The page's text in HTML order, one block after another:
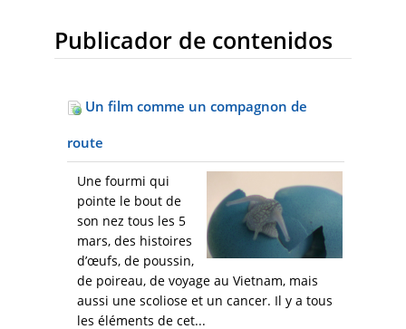
Publicador de contenidos
Un film comme un compagnon de
route
Une fourmi qui
pointe le bout de
son nez tous les 5
mars, des histoires
d’œufs, de poussin,
de poireau, de voyage au Vietnam, mais
aussi une scoliose et un cancer. Il y a tous
les éléments de cet...